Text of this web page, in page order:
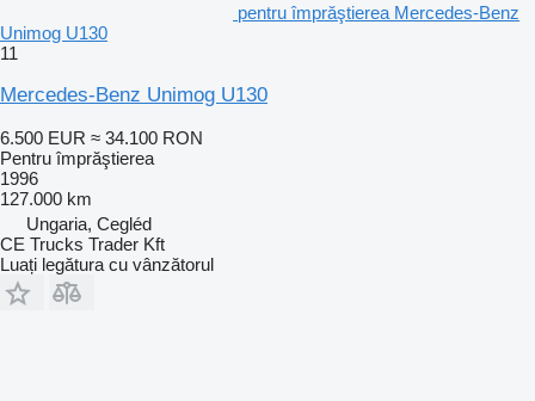
pentru împrăştierea Mercedes-Benz
Unimog U130
11
Mercedes-Benz Unimog U130
6.500 EUR ≈ 34.100 RON
Pentru împrăştierea
1996
127.000 km
Ungaria, Cegléd
CE Trucks Trader Kft
Luați legătura cu vânzătorul